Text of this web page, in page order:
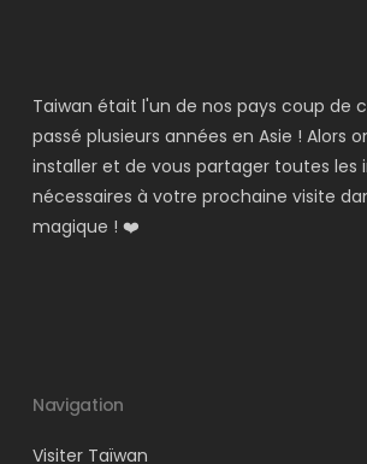
Taiwan était l'un de nos pays coup de
passé plusieurs années en Asie ! Alors
installer et de vous partager toutes les
nécessaires à votre prochaine visite
magique ! ❤️
Navigation
Visiter Taïwan